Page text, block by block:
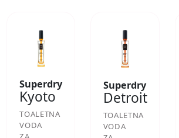
Superdry
Kyoto
TOALETNA
VODA
Superdry
Detroit
TOALETNA
VODA